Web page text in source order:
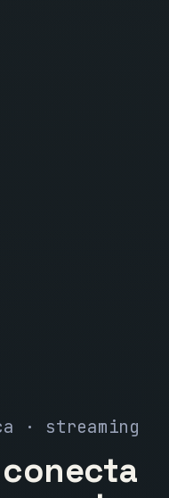
· streaming
conecta